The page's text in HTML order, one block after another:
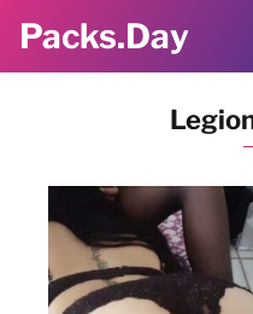
Packs.Day